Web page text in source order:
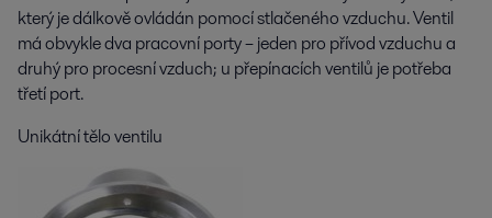
který je dálkově ovládán pomocí stlačeného vzduchu. Ventil
má obvykle dva pracovní porty – jeden pro přívod vzduchu a
druhý pro procesní vzduch; u přepínacích ventilů je potřeba
třetí port.
Unikátní tělo ventilu